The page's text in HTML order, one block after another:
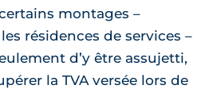
montages –
résidences de services –
d’y être assujetti,
la TVA versée lors de